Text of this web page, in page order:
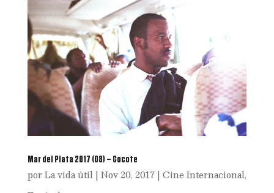
Mar del Plata 2017 (08) – Cocote
por La vida útil| Nov 20, 2017| Cine Internacional,